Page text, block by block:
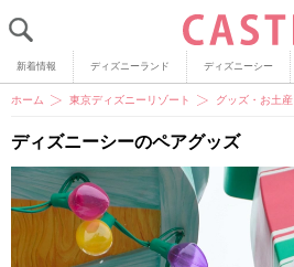
新着情報 ディズニーランド ディズニーシー
ホーム 東京ディズニーリゾート グッズ・お土産
ディズニーシーのペアグッズ